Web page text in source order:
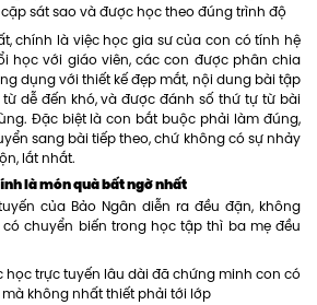
sát sao và được học theo đúng trình độ
chính là việc học gia sư của con có tính hệ
học với giáo viên, các con được phân chia
dụng với thiết kế đẹp mắt, nội dung bài tập
dễ đến khó, và được đánh số thứ tự từ bài
Đặc biệt là con bắt buộc phải làm đúng,
sang bài tiếp theo, chứ không có sự nhảy
lắt nhắt.
là món quà bất ngờ nhất
của Bảo Ngân diễn ra đều đặn, không
chuyển biến trong học tập thì ba mẹ đều